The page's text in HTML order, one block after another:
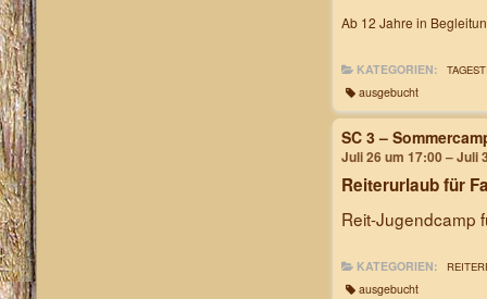
Ab 12 Jahre in
KATEGORIEN:
ausgebucht
SC 3 –
Juli 26 um 17:00 – Juli
Reiterurlaub für
Reit-Jugendcamp
KATEGORIEN:
ausgebucht